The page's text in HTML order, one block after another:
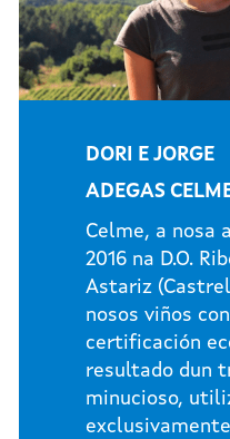
DORI E JORGE
ADEGAS
Celme, a nosa
2016 na D.O.
Astariz
nosos viños
certificación
resultado dun
minucioso,